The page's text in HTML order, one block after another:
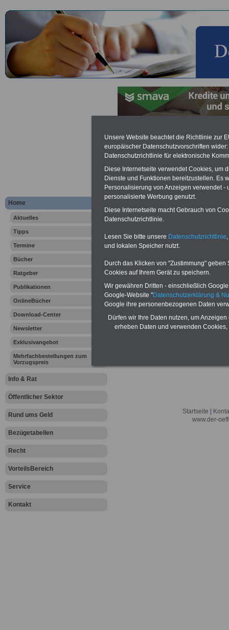
Home
Aktuelles
Tipps
Termine
Bücher
Ratgeber
Publikationen
OnlineBücher
Download-Center
Newsletter
Exklusivangebot
Mehrfachbestellungen zum
Vorzugspreis
Info & Rat
Öffentlicher Sektor
Rund ums Geld
Bezügetabellen
Recht
VorteilsBereich
Service
Kontakt
Zweithaushalt
Werbung mit Banner bzw.
Schon zum Festpreis von 250
Monate können Sie einen
Websitefrauen-im-
Interesse, einfach dieses
Ihre Wünsche!
Lexikon für
Hier bieten wir ein umfangsreiches
erläutern wir
Zweithaushalt ".
Startseite
www.der-
Unsere Website beachtet die Richtlinie zur
europäischer Datenschutzvorschriften
Datenschutzrichtlinie für elektronische
Diese Internetseite verwendet Cookies, um
Dienste und Funktionen bereitzustellen. Es
Personalisierung von Anzeigen verwendet
personalisierte Werbung genutzt.
Diese Internetseite macht Gebrauch von
Datenschutzrichtlinie.
Lesen Sie bitte unsere Datenschutzrichtlinie
und lokalen Speicher nutzt.
Durch das Klicken von "Zustimmung"
Cookies auf Ihrem Gerät zu speichern.
Wir gewähren Dritten - einschließlich
Google-Website "Datenschutzerklärung &
Google ihre personenbezogenen Daten
Dürfen wir Ihre Daten nutzen, um
erheben Daten und verwenden